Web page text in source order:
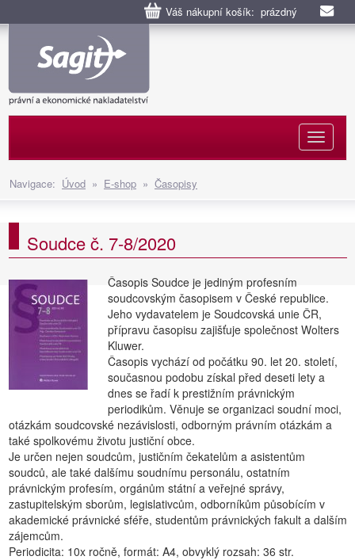
Váš nákupní košík: prázdný
Navigace: Úvod » E-shop » Časopisy
Soudce č. 7-8/2020
Časopis Soudce je jediným profesním
soudcovským časopisem v České republice.
Jeho vydavatelem je Soudcovská unie ČR,
přípravu časopisu zajišťuje společnost Wolters
Kluwer.
Časopis vychází od počátku 90. let 20. století,
současnou podobu získal před deseti lety a
dnes se řadí k prestižním právnickým
periodikům. Věnuje se organizaci soudní moci,
otázkám soudcovské nezávislosti, odborným právním otázkám a
také spolkovému životu justiční obce.
Je určen nejen soudcům, justičním čekatelům a asistentům
soudců, ale také dalšímu soudnímu personálu, ostatním
právnickým profesím, orgánům státní a veřejné správy,
zastupitelským sborům, legislativcům, odborníkům působícím v
akademické právnické sféře, studentům právnických fakult a dalším
zájemcům.
Periodicita: 10x ročně, formát: A4, obvyklý rozsah: 36 str.